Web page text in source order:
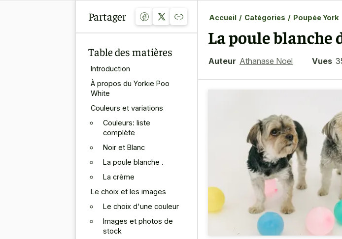
Partager
Table des matières
Introduction
À propos du Yorkie Poo
White
Couleurs et variations
Couleurs: liste
complète
Noir et Blanc
La poule blanche .
La crème
Le choix et les images
Le choix d'une couleur
Images et photos de
stock
Accueil / Catégories / Poupée York
La poule blanche
Auteur Athanase Noel Vues